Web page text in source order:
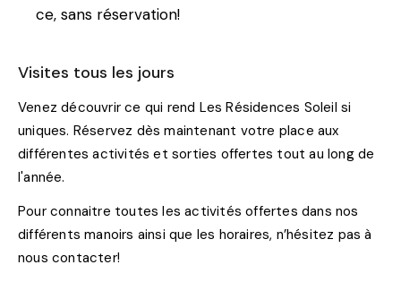
ce, sans réservation!
Visites tous les jours
Venez découvrir ce qui rend Les Résidences Soleil si
uniques. Réservez dès maintenant votre place aux
différentes activités et sorties offertes tout au long de
l'année.
Pour connaitre toutes les activités offertes dans nos
différents manoirs ainsi que les horaires, n’hésitez pas à
nous contacter!